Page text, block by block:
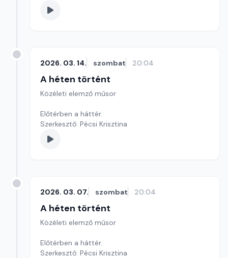
2026. 03. 14. szombat 20:04
A héten történt
Közéleti elemző műsor
Előtérben a háttér.
Szerkesztő: Pécsi Krisztina
2026. 03. 07. szombat 20:04
A héten történt
Közéleti elemző műsor
Előtérben a háttér.
Szerkesztő: Pécsi Krisztina